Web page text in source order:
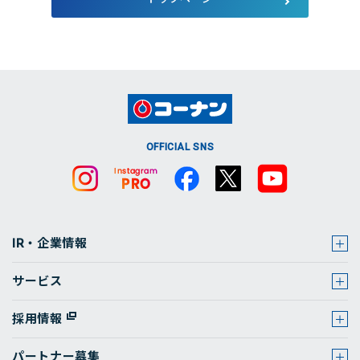
OFFICIAL SNS
IR・企業情報
サービス
採用情報
パートナー募集